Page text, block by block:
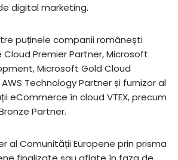
digital marketing.
puținele companii românești
Premier Partner, Microsoft
Microsoft Gold Cloud
Technology Partner și furnizor al
eCommerce în cloud VTEX, precum
Partner.
al Comunității Europene prin prisma